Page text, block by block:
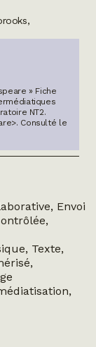
» Fiche
NT2.
. Consulté le
Envoi
Texte,